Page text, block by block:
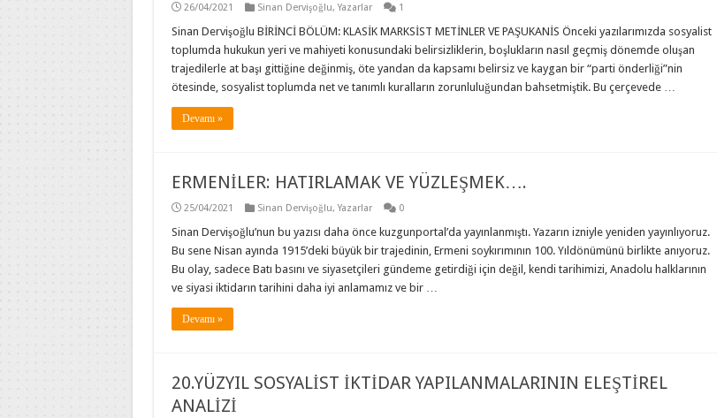
26/04/2021 Sinan Dervişoğlu,Yazarlar 1
Sinan Dervişoğlu BİRİNCİ BÖLÜM: KLASİK MARKSİST METİNLER VE PAŞUKANİS Önceki yazılarımızda sosyalist
toplumda hukukun yeri ve mahiyeti konusundaki belirsizliklerin, boşlukların nasıl geçmiş dönemde oluşan
trajedilerle at başı gittiğine değinmiş, öte yandan da kapsamı belirsiz ve kaygan bir “parti önderliği”nin
ötesinde, sosyalist toplumda net ve tanımlı kuralların zorunluluğundan bahsetmiştik. Bu çerçevede …
Devamı »
ERMENİLER: HATIRLAMAK VE YÜZLEŞMEK….
25/04/2021 Sinan Dervişoğlu,Yazarlar 0
Sinan Dervişoğlu’nun bu yazısı daha önce kuzgunportal’da yayınlanmıştı. Yazarın izniyle yeniden yayınlıyoruz.
Bu sene Nisan ayında 1915’deki büyük bir trajedinin, Ermeni soykırımının 100. Yıldönümünü birlikte anıyoruz.
Bu olay, sadece Batı basını ve siyasetçileri gündeme getirdiği için değil, kendi tarihimizi, Anadolu halklarının
ve siyasi iktidarın tarihini daha iyi anlamamız ve bir …
Devamı »
20.YÜZYIL SOSYALİST İKTİDAR YAPILANMALARININ ELEŞTİREL
ANALİZİ